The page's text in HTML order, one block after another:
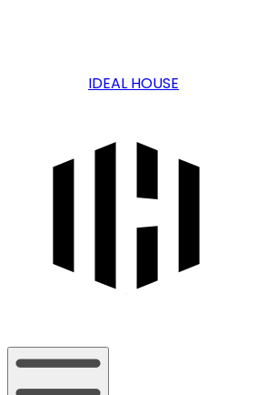
IDEAL HOUSE